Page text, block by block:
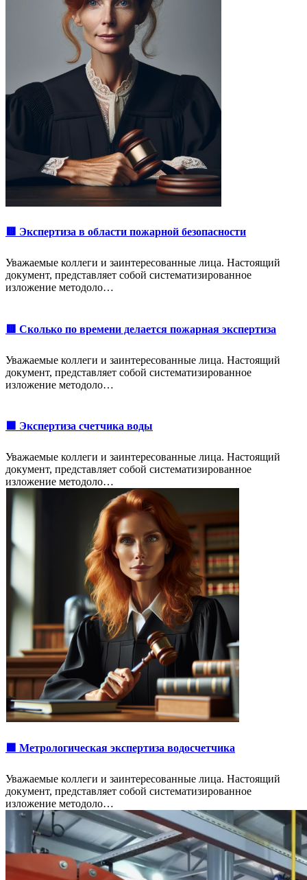
🟥 Экспертиза в области пожарной безопасности
Уважаемые коллеги и заинтересованные лица. Настоящий
документ, представляет собой систематизированное
изложение методоло…
🟥 Сколько по времени делается пожарная экспертиза
Уважаемые коллеги и заинтересованные лица. Настоящий
документ, представляет собой систематизированное
изложение методоло…
🟩 Экспертиза счетчика воды
Уважаемые коллеги и заинтересованные лица. Настоящий
документ, представляет собой систематизированное
изложение методоло…
🟩 Метрологическая экспертиза водосчетчика
Уважаемые коллеги и заинтересованные лица. Настоящий
документ, представляет собой систематизированное
изложение методоло…